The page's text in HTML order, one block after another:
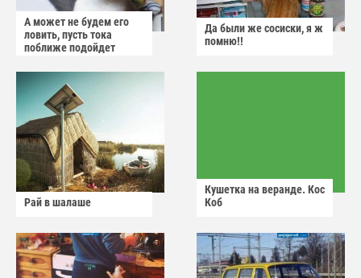
А может не будем его
ловить, пусть тока
поближе подойдет
Да были же сосиски, я ж
помню!!
Рай в шалаше
Кушетка на веранде. Кос
Коб